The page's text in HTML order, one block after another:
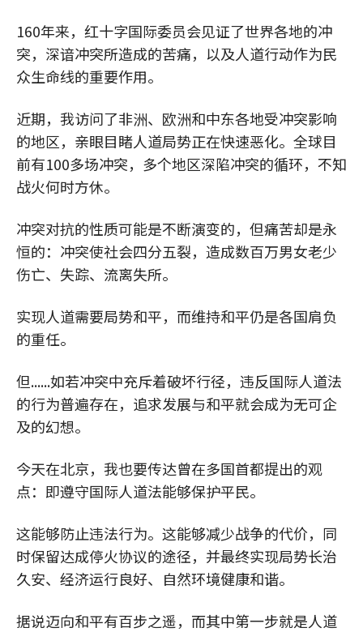
160年来，红十字国际委员会见证了世界各地的冲
突，深谙冲突所造成的苦痛，以及人道行动作为民
众生命线的重要作用。
近期，我访问了非洲、欧洲和中东各地受冲突影响
的地区，亲眼目睹人道局势正在快速恶化。全球目
前有100多场冲突，多个地区深陷冲突的循环，不知
战火何时方休。
冲突对抗的性质可能是不断演变的，但痛苦却是永
恒的：冲突使社会四分五裂，造成数百万男女老少
伤亡、失踪、流离失所。
实现人道需要局势和平，而维持和平仍是各国肩负
的重任。
但......如若冲突中充斥着破坏行径，违反国际人道法
的行为普遍存在，追求发展与和平就会成为无可企
及的幻想。
今天在北京，我也要传达曾在多国首都提出的观
点：即遵守国际人道法能够保护平民。
这能够防止违法行为。这能够减少战争的代价，同
时保留达成停火协议的途径，并最终实现局势长治
久安、经济运行良好、自然环境健康和谐。
据说迈向和平有百步之遥，而其中第一步就是人道